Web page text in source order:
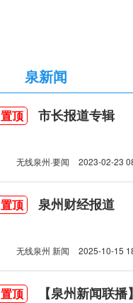
泉新闻
置顶 市长报道专辑
无线泉州·要闻 2023-02-23
置顶 泉州财经报道
无线泉州 新闻 2025-10-15
置顶 【泉州新闻联